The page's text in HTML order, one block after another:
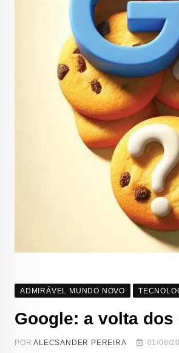
ADMIRÁVEL MUNDO NOVO
Google: a volta
PORALECSANDER PEREIRA 01/08/